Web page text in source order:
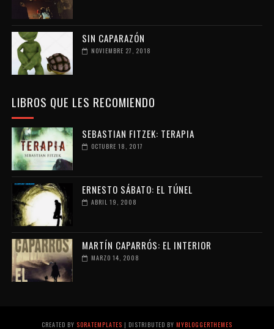
SIN CAPARAZÓN
NOVIEMBRE 27, 2018
LIBROS QUE LES RECOMIENDO
SEBASTIAN FITZEK: TERAPIA
OCTUBRE 18, 2017
ERNESTO SÁBATO: EL TÚNEL
ABRIL 19, 2008
MARTÍN CAPARRÓS: EL INTERIOR
MARZO 14, 2008
CREATED BY SORATEMPLATES | DISTRIBUTED BY MYBLOGGERTHEMES